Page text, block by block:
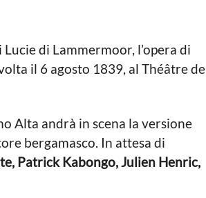
di Lammermoor, l’opera di
il 6 agosto 1839, al Théâtre de
Alta andrà in scena la versione
bergamasco. In attesa di
Patrick Kabongo, Julien Henric,